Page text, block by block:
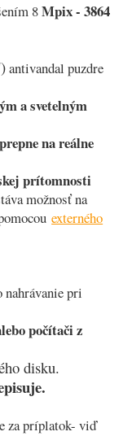
8Mpix - 3864
antivandal puzdre
a svetelným
na reálne
prítomnosti
možnosť na
externého
nahrávanie pri
počítači z
disku.
za príplatok- viď